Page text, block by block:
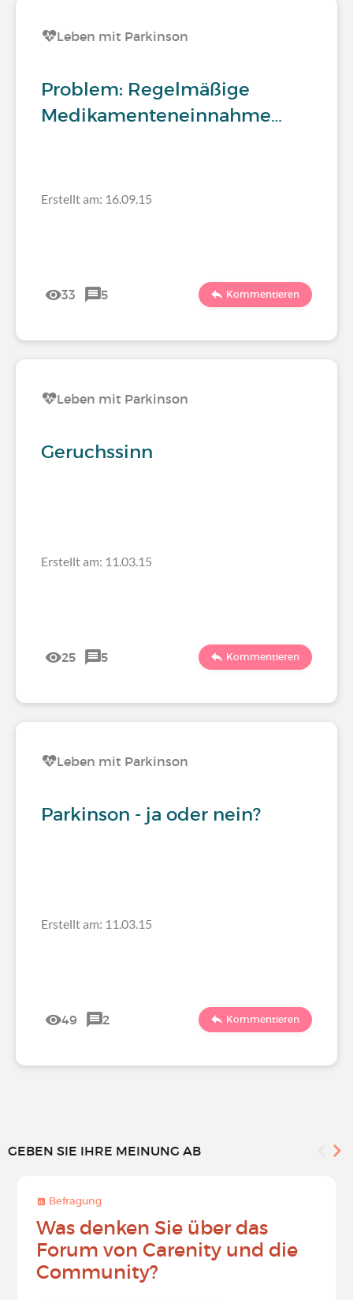
Leben mit Parkinson
Problem: Regelmäßige
Medikamenteneinnahme…
Erstellt am: 16.09.15
33 5 Kommentieren
Leben mit Parkinson
Geruchssinn
Erstellt am: 11.03.15
25 5 Kommentieren
Leben mit Parkinson
Parkinson - ja oder nein?
Erstellt am: 11.03.15
49 2 Kommentieren
GEBEN SIE IHRE MEINUNG AB
Befragung
Was denken Sie über das
Forum von Carenity und die
Community?